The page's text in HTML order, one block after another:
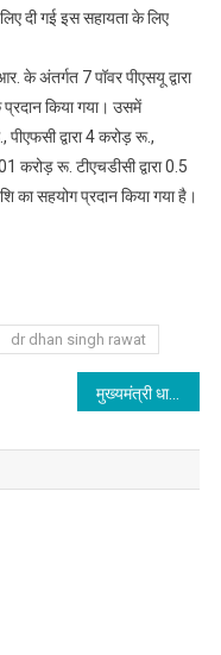
दी गई इस सहायता के लिए
के अंतर्गत 7 पॉवर पीएसयू द्वारा
किया गया। उसमें
पीएफसी द्वारा 4 करोड़ रू.,
करोड़ रू. टीएचडीसी द्वारा 0.5
का सहयोग प्रदान किया गया है।
dr dhan singh rawat
मुख्यमंत्री धामी ने विभिन्न विकास कार्यों की वित्तीय स्वीकृति प्रदान की